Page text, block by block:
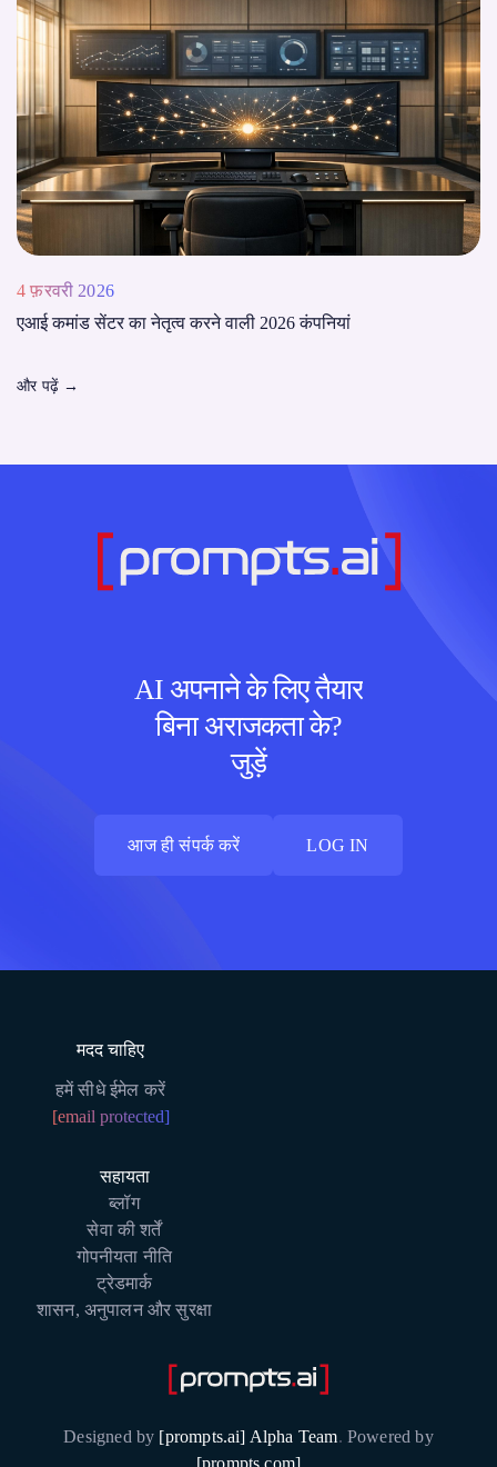
4 फ़रवरी 2026
एआई कमांड सेंटर का नेतृत्व करने वाली 2026 कंपनियां
और पढ़ें →
AI अपनाने के लिए तैयार
बिना अराजकता के?
जुड़ें
आज ही संपर्क करें
LOG IN
मदद चाहिए
हमें सीधे ईमेल करें
[email protected]
सहायता
ब्लॉग
सेवा की शर्तें
गोपनीयता नीति
ट्रेडमार्क
शासन, अनुपालन और सुरक्षा
Designed by [prompts.ai] Alpha Team. Powered by
[prompts.com]